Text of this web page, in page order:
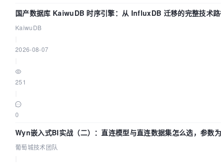
国产数据库 KaiwuDB 时序引擎：从 InfluxDB 迁移的完整技术
KaiwuDB
2026-08-07
251
0
Wyn嵌入式BI实战（二）：直连模型与直连数据集怎么选，参数
葡萄城技术团队